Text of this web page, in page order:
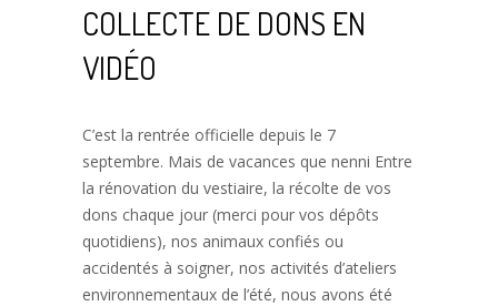
COLLECTE DE DONS EN
VIDÉO
C’est la rentrée officielle depuis le 7
septembre. Mais de vacances que nenni Entre
la rénovation du vestiaire, la récolte de vos
dons chaque jour (merci pour vos dépôts
quotidiens), nos animaux confiés ou
accidentés à soigner, nos activités d’ateliers
environnementaux de l’été, nous avons été